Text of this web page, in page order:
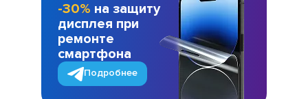
-30% на защиту
дисплея при
ремонте
смартфона
Подробнее